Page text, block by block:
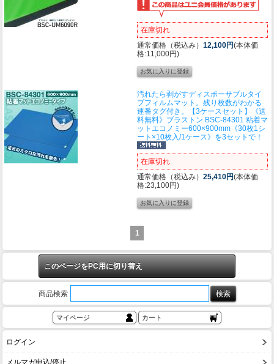
在庫切れ
通常価格（税込み） 12,100円(本体価
格:11,000円)
汚れたら剥がすディスポーサブルタイ
プフィルムマット。残り枚数がわかる
連番タグ付き。
【3ケースセット】《送
料無料》ブラストン BSC-84301 粘着マ
ットエコノミー600×900mm《30枚1シ
ート×10枚入/1ケース》を3セットで！
在庫切れ
通常価格（税込み） 25,410円(本体価
格:23,100円)
1
このページをPC用に切り替え
商品検索
マイページ カート
ログイン
メルマガ申込/停止